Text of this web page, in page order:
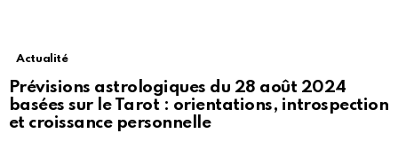
Actualité
Prévisions astrologiques du 28 août 2024
basées sur le Tarot : orientations, introspection
et croissance personnelle